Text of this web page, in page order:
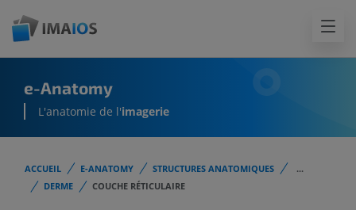
e-Anatomy
L'anatomie de l'imagerie
ACCUEIL E-ANATOMY STRUCTURES ANATOMIQUES
...
DERME
COUCHE RÉTICULAIRE